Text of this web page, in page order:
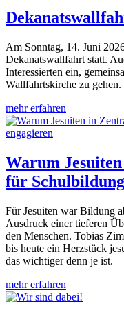
Am Sonntag, 14. Juni
Dekanatswallfahrt statt.
Interessierten ein,
Wallfahrtskirche zu gehen.
mehr erfahren
Warum
für
Für Jesuiten war Bildung
Ausdruck einer tieferen
den Menschen. Tobias
bis heute ein Herzstück
das wichtiger denn je ist.
mehr erfahren